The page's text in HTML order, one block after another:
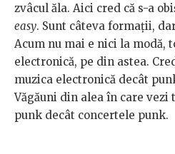
zvâcul ăla. Aici cred că s-a
easy. Sunt câteva formaţii,
Acum nu mai e nici la modă,
electronică, pe din astea.
muzica electronică decât
Văgăuni din alea în care
punk decât concertele punk.